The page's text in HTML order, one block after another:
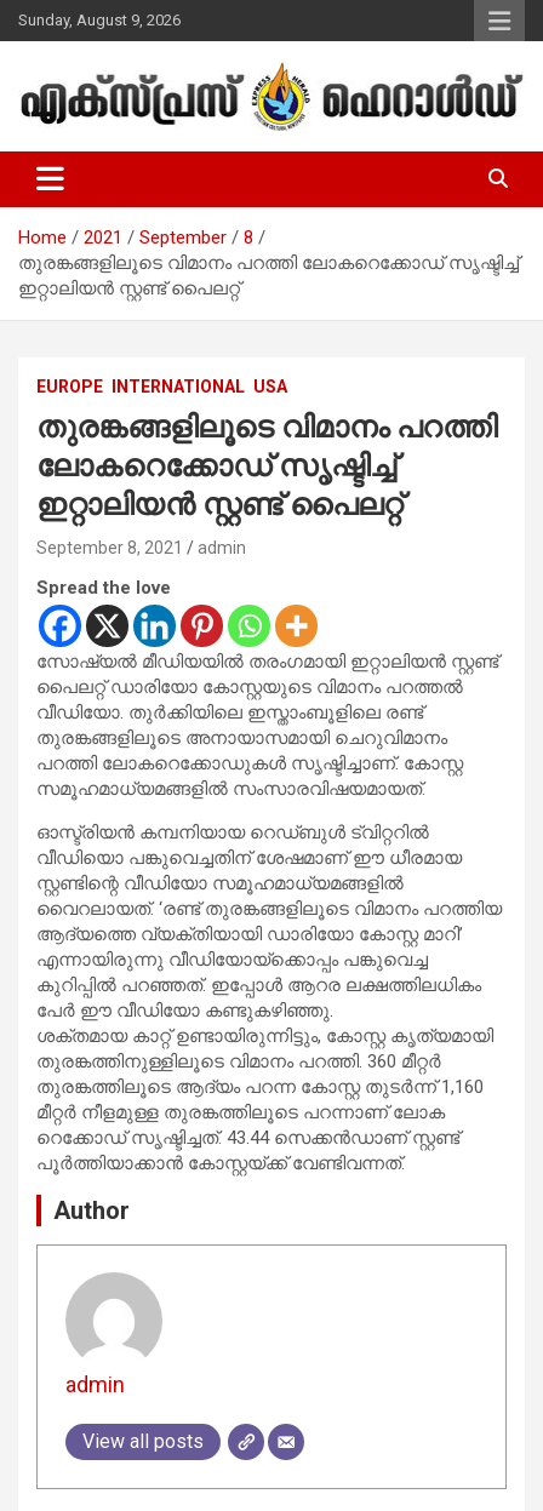
Skip
to
Sunday, August 9, 2026
Express Herald – Malayalam
Christian News
Home 2021 September
8
തുരങ്കങ്ങളിലൂടെ വിമാനം പറത്തി ലോകറെക്കോഡ് സൃഷ്ടിച്ച്
ഇറ്റാലിയന്‍ സ്റ്റണ്ട് പൈലറ്റ്
EUROPE INTERNATIONAL USA
തുരങ്കങ്ങളിലൂടെ വിമാനം പറത്തി
ലോകറെക്കോഡ് സൃഷ്ടിച്ച്
ഇറ്റാലിയന്‍ സ്റ്റണ്ട് പൈലറ്റ്
September 8, 2021 admin
Spread the love
സോഷ്യല്‍ മീഡിയയില്‍ തരംഗമായി ഇറ്റാലിയന്‍ സ്റ്റണ്ട്
പൈലറ്റ് ഡാരിയോ കോസ്റ്റയുടെ വിമാനം പറത്തല്‍
വീഡിയോ. തുര്‍ക്കിയിലെ ഇസ്താംബൂളിലെ രണ്ട്
തുരങ്കങ്ങളിലൂടെ അനായാസമായി ചെറുവിമാനം
പറത്തി ലോകറെക്കോഡുകള്‍ സൃഷ്ടിച്ചാണ്. കോസ്റ്റ
സമൂഹമാധ്യമങ്ങളില്‍ സംസാരവിഷയമായത്.
ഓസ്ട്രിയന്‍ കമ്പനിയായ റെഡ്ബുള്‍ ട്വിറ്ററില്‍
വീഡിയൊ പങ്കുവെച്ചതിന് ശേഷമാണ് ഈ ധീരമായ
സ്റ്റണ്ടിന്റെ വീഡിയോ സമൂഹമാധ്യമങ്ങളില്‍
വൈറലായത്. ‘രണ്ട് തുരങ്കങ്ങളിലൂടെ വിമാനം പറത്തിയ
ആദ്യത്തെ വ്യക്തിയായി ഡാരിയോ കോസ്റ്റ മാറി’
എന്നായിരുന്നു വീഡിയോയ്‌ക്കൊപ്പം പങ്കുവെച്ച
കുറിപ്പില്‍ പറഞ്ഞത്. ഇപ്പോള്‍ ആറര ലക്ഷത്തിലധികം
പേര്‍ ഈ വീഡിയോ കണ്ടുകഴിഞ്ഞു.
ശക്തമായ കാറ്റ് ഉണ്ടായിരുന്നിട്ടും, കോസ്റ്റ കൃത്യമായി
തുരങ്കത്തിനുള്ളിലൂടെ വിമാനം പറത്തി. 360 മീറ്റര്‍
തുരങ്കത്തിലൂടെ ആദ്യം പറന്ന കോസ്റ്റ തുടര്‍ന്ന് 1,160
മീറ്റര്‍ നീളമുള്ള തുരങ്കത്തിലൂടെ പറന്നാണ് ലോക
റെക്കോഡ് സൃഷ്ടിച്ചത്. 43.44 സെക്കന്‍ഡാണ് സ്റ്റണ്ട്
പൂര്‍ത്തിയാക്കാന്‍ കോസ്റ്റയ്ക്ക് വേണ്ടിവന്നത്.
Author
admin
View all posts